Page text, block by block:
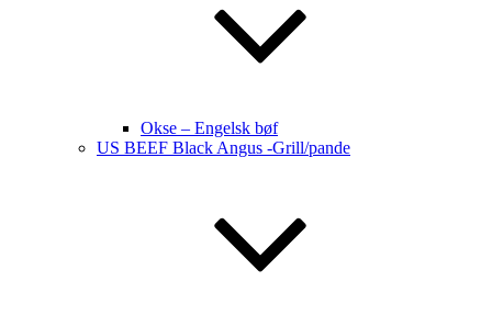
Okse – Engelsk bøf
US BEEF Black Angus -Grill/pande